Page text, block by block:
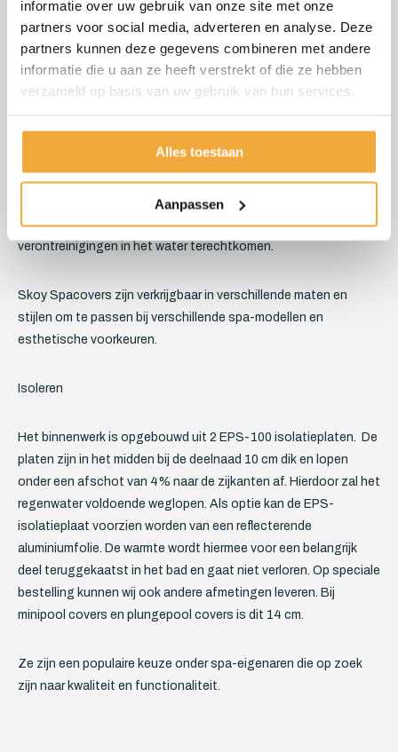
informatie over uw gebruik van onze site met onze
partners voor social media, adverteren en analyse. Deze
partners kunnen deze gegevens combineren met andere
informatie die u aan ze heeft verstrekt of die ze hebben
verzameld op basis van uw gebruik van hun services.
Alles toestaan
Aanpassen
afdekkingen die zijn ontworpen om de warmte en het water van
je spa te behouden wanneer deze niet in gebruik is. Ze zijn
gemaakt van stevig materiaal dat bestand is tegen
verschillende weersomstandigheden, zoals regen, sneeuw en
Deze spa-afdekkingen zijn niet alleen ontworpen om de
energiekosten te verlagen door warmteverlies te minimaliseren,
maar ze helpen ook om de levensduur van je spa te verlengen
door te voorkomen dat vuil, bladeren en andere
verontreinigingen in het water terechtkomen.
Skoy Spacovers zijn verkrijgbaar in verschillende maten en
stijlen om te passen bij verschillende spa-modellen en
esthetische voorkeuren.
Isoleren
Het binnenwerk is opgebouwd uit 2 EPS-100 isolatieplaten. De
platen zijn in het midden bij de deelnaad 10 cm dik en lopen
onder een afschot van 4% naar de zijkanten af. Hierdoor zal het
regenwater voldoende weglopen. Als optie kan de EPS-
isolatieplaat voorzien worden van een reflecterende
aluminiumfolie. De warmte wordt hiermee voor een belangrijk
deel teruggekaatst in het bad en gaat niet verloren. Op speciale
bestelling kunnen wij ook andere afmetingen leveren. Bij
minipool covers en plungepool covers is dit 14 cm.
Ze zijn een populaire keuze onder spa-eigenaren die op zoek
zijn naar kwaliteit en functionaliteit.